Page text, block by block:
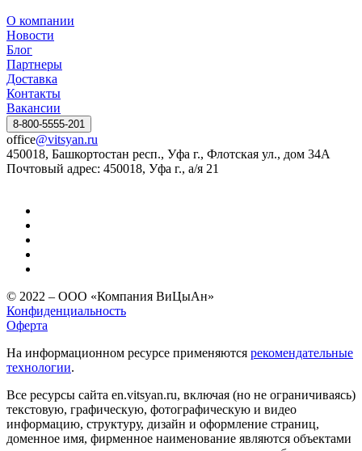
О компании
Новости
Блог
Партнеры
Доставка
Контакты
Вакансии
8-800-5555-201
office@vitsyan.ru
450018, Башкортостан респ., Уфа г., Флотская ул., дом 34А
Почтовый адрес: 450018, Уфа г., а/я 21
© 2022 – ООО «Компания ВиЦыАн»
Конфиденциальность
Оферта
На информационном ресурсе применяются рекомендательные
технологии.
Все ресурсы сайта en.vitsyan.ru, включая (но не ограничиваясь)
текстовую, графическую, фотографическую и видео
информацию, структуру, дизайн и оформление страниц,
доменное имя, фирменное наименование являются объектами